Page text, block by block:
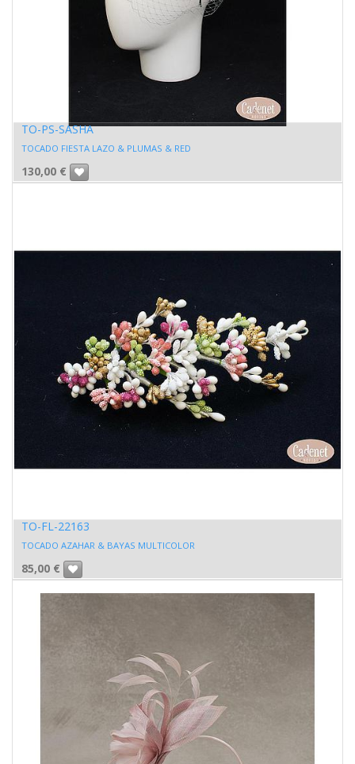
TO-PS-SASHA
TOCADO FIESTA LAZO & PLUMAS & RED
130,00 €
TO-FL-22163
TOCADO AZAHAR & BAYAS MULTICOLOR
85,00 €